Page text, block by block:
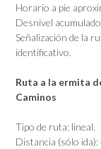
Horario a pie
Desnivel
Señalización de la
identificativo.
Ruta a la ermita
Caminos
Tipo de ruta: lineal.
Distancia (sólo ida):